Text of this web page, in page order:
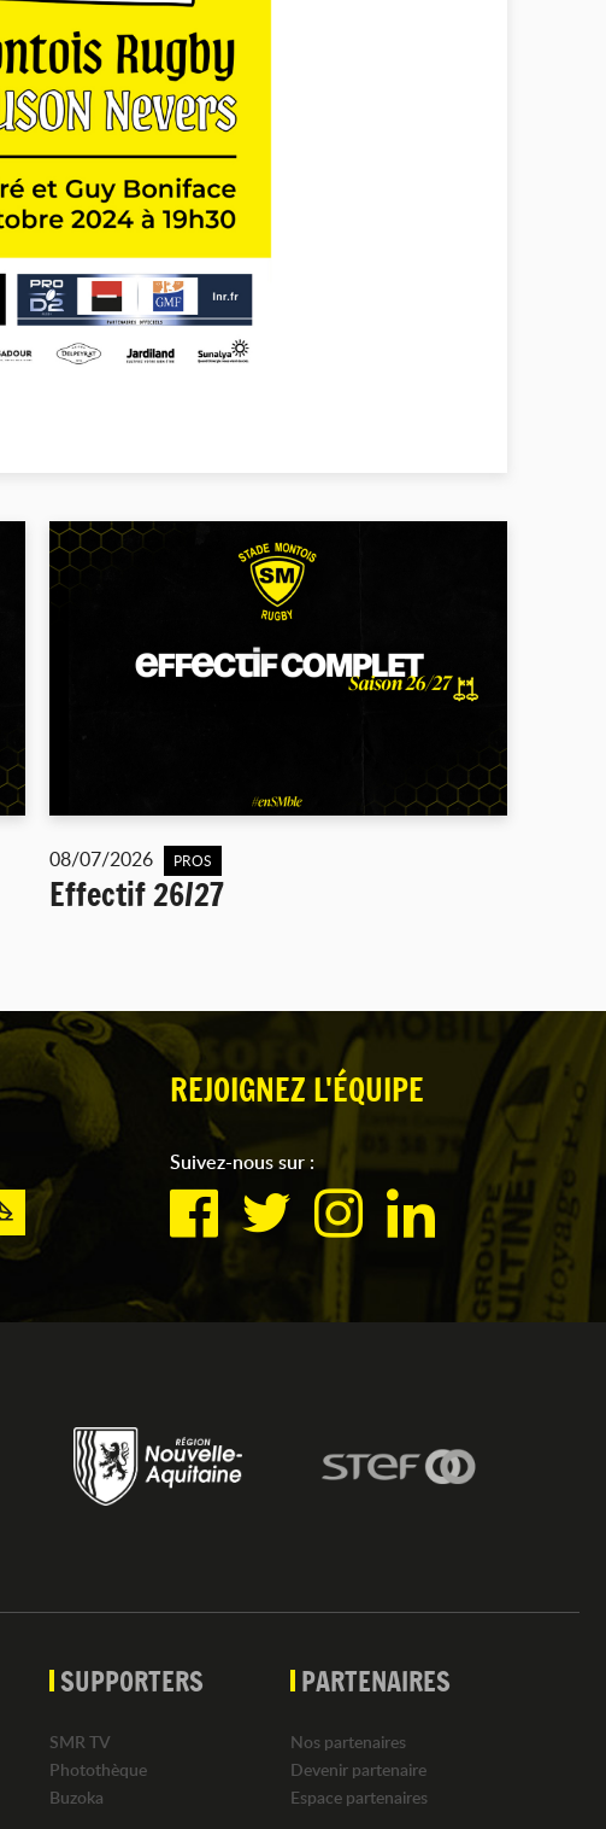
08/07/2026 PROS
Effectif 26/27
REJOIGNEZ L'ÉQUIPE
Suivez-nous sur :
SUPPORTERS
SMR TV
Photothèque
Buzoka
PARTENAIRES
Nos partenaires
Devenir partenaire
Espace partenaires